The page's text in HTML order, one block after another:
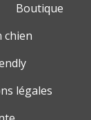
Boutique
chien
légales